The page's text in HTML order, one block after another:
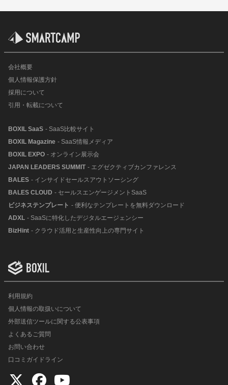
会社概要
個人情報保護方針
採用について
引用・転載について
BOXIL SaaS - SaaS比較サイト
BOXIL Magazine - SaaS情報メディア
BOXIL EXPO - オンライン展示会
JAPAN LEADERS SUMMIT - エグゼクティブカンファレンス
BALES - インサイドセールスアウトソーシング
BALES CLOUD - セールスエンゲージメントSaaS
ビジネステンプレート - 便利なテンプレートを無料ダウンロード
ADXL - SaaSに特化したデジタルエージェンシー
BizHint - クラウド活用と生産性向上の専門サイト
利用規約
個人情報の取扱いについて
外部送信ツールに関する公表事項
よくあるご質問
お問い合わせ
口コミガイドライン